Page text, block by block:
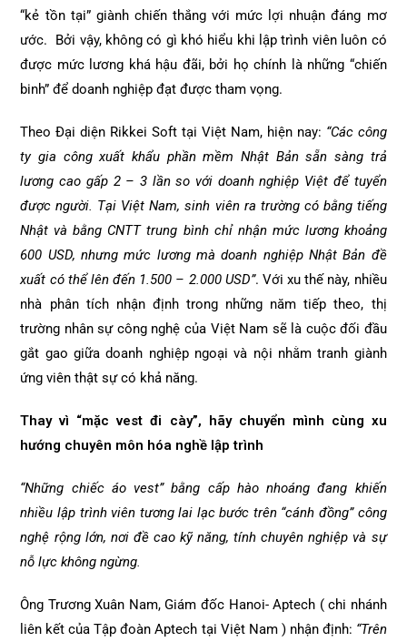
“kẻ tồn tại” giành chiến thắng với mức lợi nhuận đáng mơ
ước. Bởi vậy, không có gì khó hiểu khi lập trình viên luôn có
được mức lương khá hậu đãi, bởi họ chính là những “chiến
binh” để doanh nghiệp đạt được tham vọng.
Theo Đại diện Rikkei Soft tại Việt Nam, hiện nay: “Các công
ty gia công xuất khẩu phần mềm Nhật Bản sẵn sàng trả
lương cao gấp 2 – 3 lần so với doanh nghiệp Việt để tuyển
được người. Tại Việt Nam, sinh viên ra trường có bằng tiếng
Nhật và bằng CNTT trung bình chỉ nhận mức lương khoảng
600 USD, nhưng mức lương mà doanh nghiệp Nhật Bản đề
xuất có thể lên đến 1.500 – 2.000 USD”. Với xu thế này, nhiều
nhà phân tích nhận định trong những năm tiếp theo, thị
trường nhân sự công nghệ của Việt Nam sẽ là cuộc đối đầu
gắt gao giữa doanh nghiệp ngoại và nội nhằm tranh giành
ứng viên thật sự có khả năng.
Thay vì “mặc vest đi cày”, hãy chuyển mình cùng xu
hướng chuyên môn hóa nghề lập trình
“Những chiếc áo vest” bằng cấp hào nhoáng đang khiến
nhiều lập trình viên tương lai lạc bước trên “cánh đồng” công
nghệ rộng lớn, nơi đề cao kỹ năng, tính chuyên nghiệp và sự
nỗ lực không ngừng.
Ông Trương Xuân Nam, Giám đốc Hanoi- Aptech ( chi nhánh
liên kết của Tập đoàn Aptech tại Việt Nam ) nhận định: “Trên